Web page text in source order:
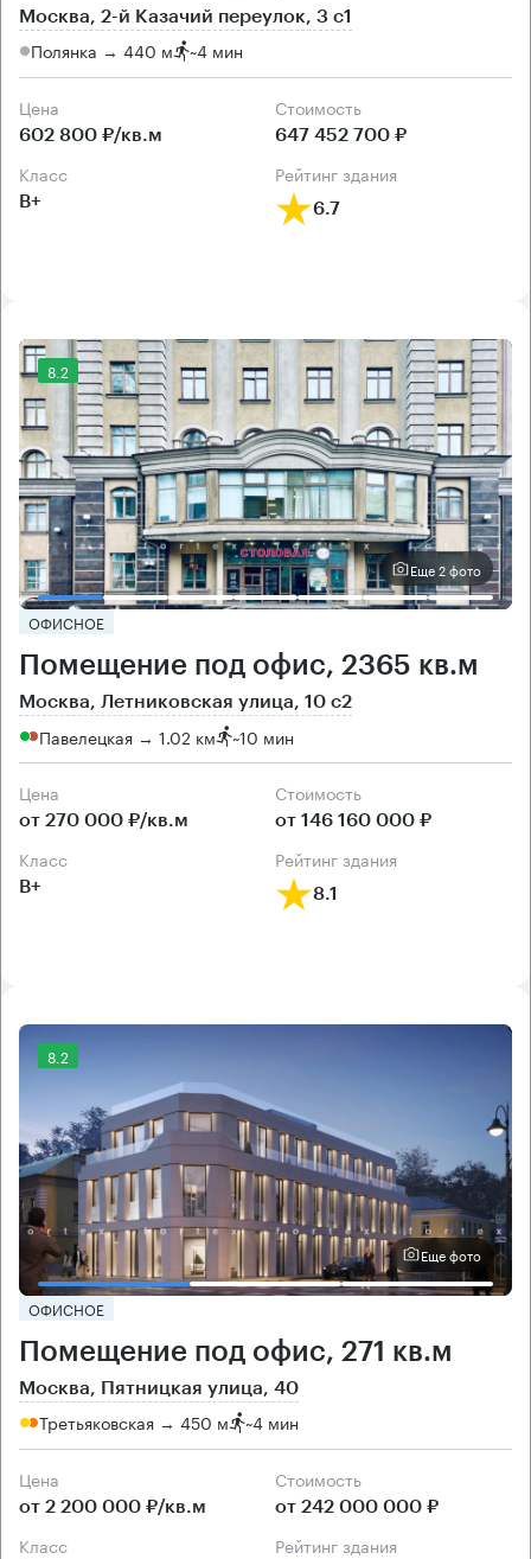
Москва, 2-й Казачий переулок, 3 с1
Полянка → 440 м ~4 мин
Цена
602 800 ₽/кв.м
Cтоимость
647 452 700 ₽
класс
B+
рейтинг здания
6.7
8.2
Еще 2 фото
ОФИСНОЕ
Помещение под офис, 2365 кв.м
Москва, Летниковская улица, 10 с2
Павелецкая → 1.02 км ~10 мин
Цена
от 270 000 ₽/кв.м
Cтоимость
от 146 160 000 ₽
класс
B+
рейтинг здания
8.1
8.2
Еще фото
ОФИСНОЕ
Помещение под офис, 271 кв.м
Москва, Пятницкая улица, 40
Третьяковская → 450 м ~4 мин
Цена
от 2 200 000 ₽/кв.м
Cтоимость
от 242 000 000 ₽
класс рейтинг здания